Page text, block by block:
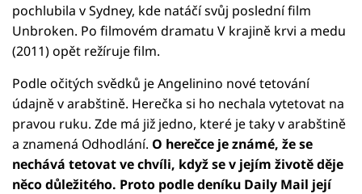
pochlubila v Sydney, kde natáčí svůj poslední film
Unbroken. Po filmovém dramatu V krajině krvi a medu
(2011) opět režíruje film.
Podle očitých svědků je Angelinino nové tetování
údajně v arabštině. Herečka si ho nechala vytetovat na
pravou ruku. Zde má již jedno, které je taky v arabštině
a znamená Odhodlání. O herečce je známé, že se
nechává tetovat ve chvíli, když se v jejím životě děje
něco důležitého. Proto podle deníku Daily Mail její